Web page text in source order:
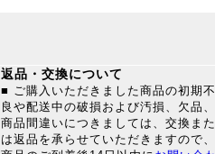
返品・交換について
■ ご購入いただきました商品の初期不
良や配送中の破損および汚損、欠品、
商品間違いにつきましては、交換また
は返品を承らせていただきますので、